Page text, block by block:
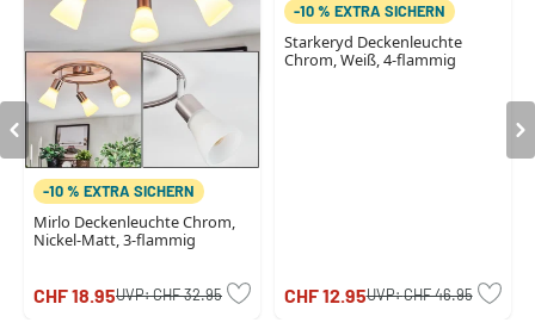
-10 % EXTRA SICHERN
Mirlo Deckenleuchte Chrom,
Nickel-Matt, 3-flammig
CHF 18.95UVP:CHF 32.95
-10 % EXTRA SICHERN
Starkeryd Deckenleuchte
Chrom, Weiß, 4-flammig
CHF 12.95UVP:CHF 46.95